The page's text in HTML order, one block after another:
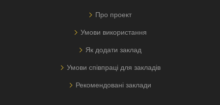
Про проект
Умови використання
Як додати заклад
Умови співпраці для закладів
Рекомендовані заклади